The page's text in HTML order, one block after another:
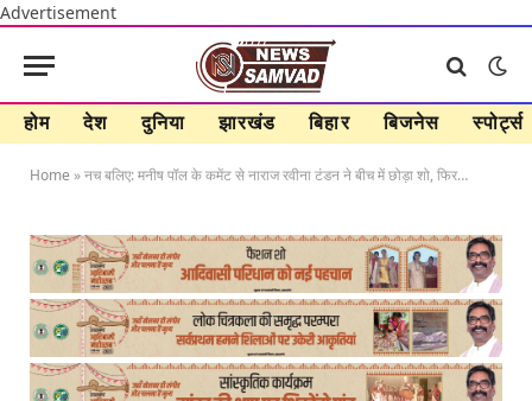
Advertisement
होम देश दुनिया झारखंड बिहार बिजनेस स्पोर्ट्स
Home »नच बलिए: मनीष पॉल के कमेंट से नाराज रवीना टंडन ने बीच में छोड़ा शो, फिर…